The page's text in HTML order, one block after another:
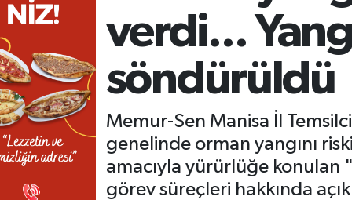
verdi...
söndürüldü
Memur-Sen Manisa İl
genelinde orman yangını
amacıyla yürürlüğe konulan
görev süreçleri hakkında
KÜLTÜR SANAT
YAŞAM
LIFE
SARIGÖL
SARUHANLI
SELENDİ
KIRKAĞAÇ
KÖPRÜBAŞI
KULA
SALİHLİ
SARIGÖL
SARUHANLI
EKONOMİ
EĞİTİM
KÜLTÜR SANAT
SPOR